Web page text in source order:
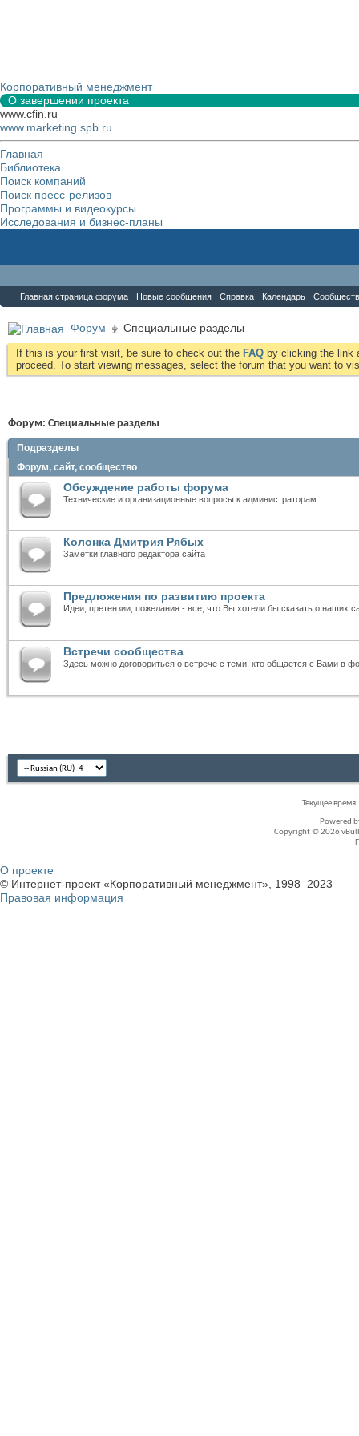
Корпоративный менеджмент
О завершении проекта
www.cfin.ru
www.marketing.spb.ru
Главная
Библиотека
Поиск компаний
Поиск пресс-релизов
Программы и видеокурсы
Исследования и бизнес-планы
Главная страница форума Новые сообщения Справка Календарь
Форум Специальные разделы
If this is your first visit, be sure to check out the FAQ by clicking the link
proceed. To start viewing messages, select the forum that you want to
Форум: Специальные разделы
Подразделы
Форум, сайт, сообщество
Обсуждение работы форума
Технические и организационные вопросы к администраторам
Колонка Дмитрия Рябых
Заметки главного редактора сайта
Предложения по развитию проекта
Идеи, претензии, пожелания - все, что Вы хотели бы сказать о наших
Встречи сообщества
Здесь можно договориться о встрече с теми, кто общается с Вами в
Текущее время:
Powered
Copyright © 2026
О проекте
© Интернет-проект «Корпоративный менеджмент», 1998–2023
Правовая информация